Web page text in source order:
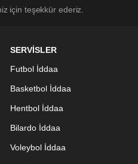
için teşekkür ederiz.
SERVİSLER
Futbol İddaa
Basketbol İddaa
Hentbol İddaa
Bilardo İddaa
Voleybol İddaa